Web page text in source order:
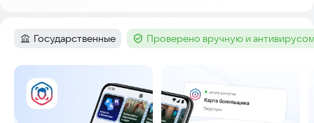
Категория:
Государственные Тег :Проверено вручную и
Скриншоты